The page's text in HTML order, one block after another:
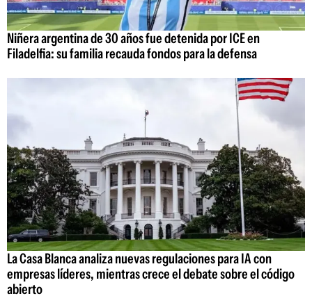
Niñera argentina de 30 años fue detenida por ICE en
Filadelfia: su familia recauda fondos para la defensa
La Casa Blanca analiza nuevas regulaciones para IA con
empresas líderes, mientras crece el debate sobre el código
abierto